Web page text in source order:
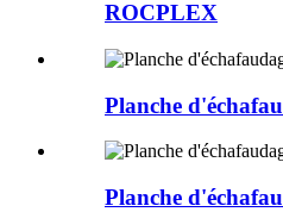
ROCPLEX
Planche
Planche